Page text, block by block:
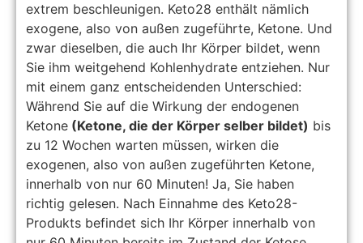
extrem beschleunigen. Keto28 enthält nämlich
exogene, also von außen zugeführte, Ketone. Und
zwar dieselben, die auch Ihr Körper bildet, wenn
Sie ihm weitgehend Kohlenhydrate entziehen. Nur
mit einem ganz entscheidenden Unterschied:
Während Sie auf die Wirkung der endogenen
Ketone (Ketone, die der Körper selber bildet) bis
zu 12 Wochen warten müssen, wirken die
exogenen, also von außen zugeführten Ketone,
innerhalb von nur 60 Minuten! Ja, Sie haben
richtig gelesen. Nach Einnahme des Keto28-
Produkts befindet sich Ihr Körper innerhalb von